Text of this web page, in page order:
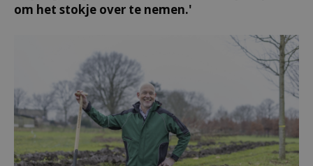
om het stokje over te nemen.'